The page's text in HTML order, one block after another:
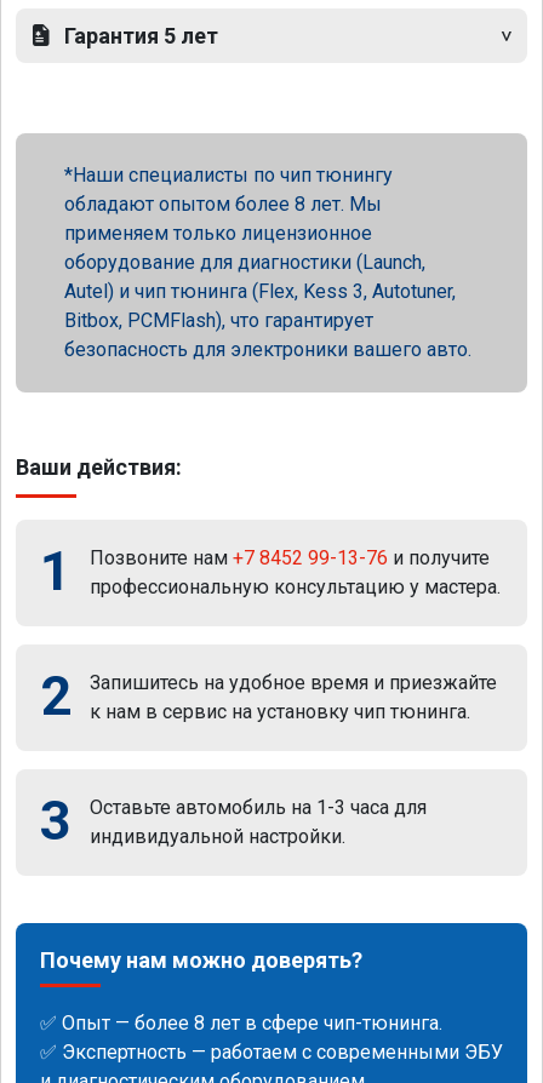
Гарантия 5 лет
Наши специалисты по чип тюнингу
обладают опытом более 8 лет. Мы
применяем только лицензионное
оборудование для диагностики (Launch,
Autel) и чип тюнинга (Flex, Kess 3, Autotuner,
Bitbox, PCMFlash), что гарантирует
безопасность для электроники вашего авто.
Ваши действия:
1 Позвоните нам +7 8452 99-13-76 и получите
профессиональную консультацию у мастера.
2
Запишитесь на удобное время и приезжайте
к нам в сервис на установку чип тюнинга.
3
Оставьте автомобиль на 1-3 часа для
индивидуальной настройки.
Почему нам можно доверять?
✅ Опыт — более 8 лет в сфере чип-тюнинга.
✅ Экспертность — работаем с современными ЭБУ